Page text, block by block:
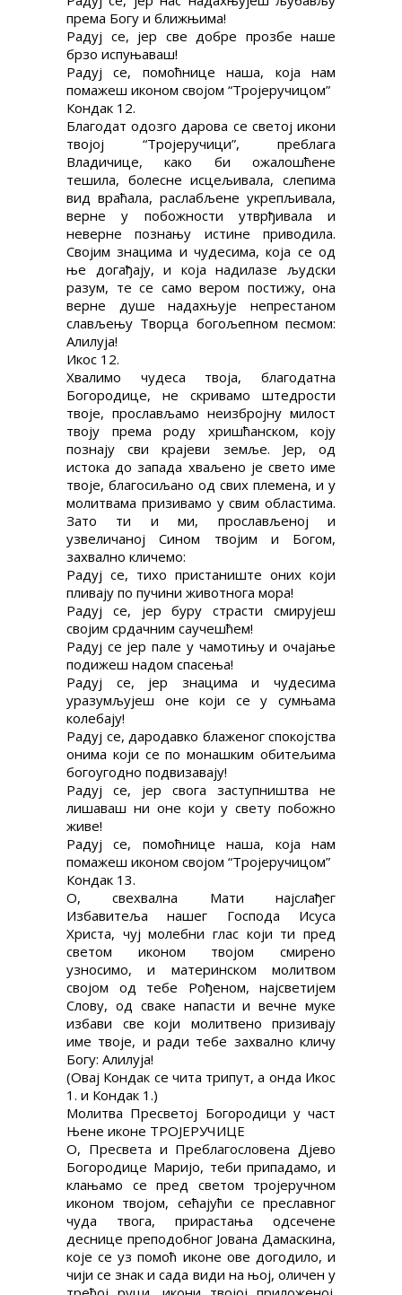
према Богу и ближњима!
Радуј се, јер све добре прозбе наше
брзо испуњаваш!
Радуј се, помоћнице наша, која нам
помажеш иконом својом “Тројеручицом”
Кондак 12.
Благодат одозго дарова се светој икони
твојој “Тројеручици”, преблага
Владичице, како би ожалошћене
тешила, болесне исцељивала, слепима
вид враћала, раслабљене укрепљивала,
верне у побожности утврђивала и
неверне познању истине приводила.
Својим знацима и чудесима, која се од
ње догађају, и која надилазе људски
разум, те се само вером постижу, она
верне душе надахњује непрестаном
слављењу Творца богољепном песмом:
Алилуја!
Икос 12.
Хвалимо чудеса твоја, благодатна
Богородице, не скривамо штедрости
твоје, прослављамо неизбројну милост
твоју према роду хришћанском, коју
познају сви крајеви земље. Јер, од
истока до запада хваљено је свето име
твоје, благосиљано од свих племена, и у
молитвама призивамо у свим областима.
Зато ти и ми, прослављеној и
узвеличаној Сином твојим и Богом,
захвално кличемо:
Радуј се, тихо пристаниште оних који
пливају по пучини животнога мора!
Радуј се, јер буру страсти смирујеш
својим срдачним саучешћем!
Радуј се јер пале у чамотињу и очајање
подижеш надом спасења!
Радуј се, јер знацима и чудесима
уразумљујеш оне који се у сумњама
колебају!
Радуј се, дародавко блаженог спокојства
онима који се по монашким обитељима
богоугодно подвизавају!
Радуј се, јер свога заступништва не
лишаваш ни оне који у свету побожно
живе!
Радуј се, помоћнице наша, која нам
помажеш иконом својом “Тројеручицом”
Кондак 13.
О, свехвална Мати најслађег
Избавитеља нашег Господа Исуса
Христа, чуј молебни глас који ти пред
светом иконом твојом смирено
узносимо, и материнском молитвом
својом од тебе Рођеном, најсветијем
Слову, од сваке напасти и вечне муке
избави све који молитвено призивају
име твоје, и ради тебе захвално кличу
Богу: Алилуја!
(Овај Кондак се чита трипут, а онда Икос
1. и Кондак 1.)
Молитва Пресветој Богородици у част
Њене иконе ТРОЈЕРУЧИЦЕ
О, Пресвета и Преблагословена Дјево
Богородице Маријо, теби припадамо, и
клањамо се пред светом тројеручном
иконом твојом, сећајући се преславног
чуда твога, прирастања одсечене
деснице преподобног Јована Дамаскина,
које се уз помоћ иконе ове догодило, и
чији се знак и сада види на њој, оличен у